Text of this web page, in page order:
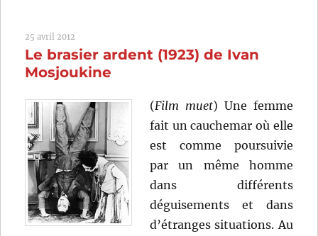
(1924)
25 avril 2012
Le brasier ardent (1923) de Ivan
Mosjoukine
(Film muet) Une femme
fait un cauchemar où elle
est comme poursuivie
par un même homme
dans différents
déguisements et dans
d’étranges situations. Au